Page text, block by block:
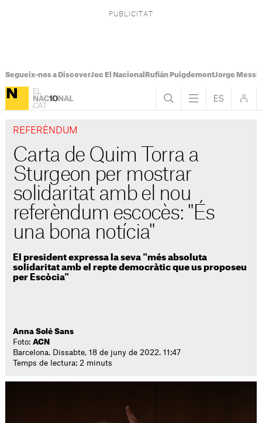
Segueix-nos a DiscoverJoc El Nacional Rufián PuigdemontJorge Messi
REFERÈNDUM
Carta de Quim Torra a
Sturgeon per mostrar
solidaritat amb el nou
referèndum escocès: "És
una bona notícia"
El president expressa la seva "més absoluta
solidaritat amb el repte democràtic que us proposeu
per Escòcia"
Anna Solé Sans
Foto:ACN
Barcelona. Dissabte, 18 de juny de 2022. 11:47
Temps de lectura: 2 minuts